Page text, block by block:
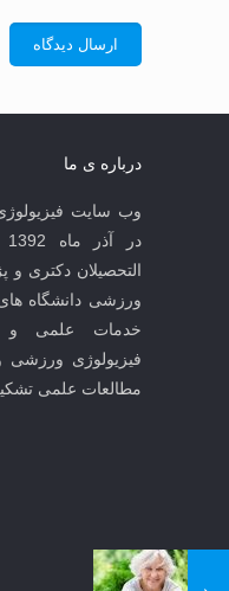
درباره ی ما
وب سایت
التحصیلان دکتری و
ورزشی دانشگاه
خدمات علمی و
فیزیولوژی
مطالعات علمی